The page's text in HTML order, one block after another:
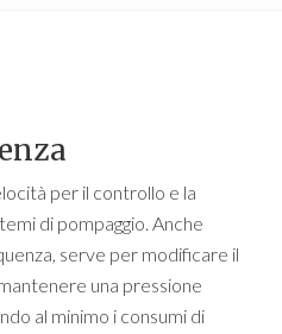
per il controllo e la
di pompaggio. Anche
serve per modificare il
una pressione
al minimo i consumi di